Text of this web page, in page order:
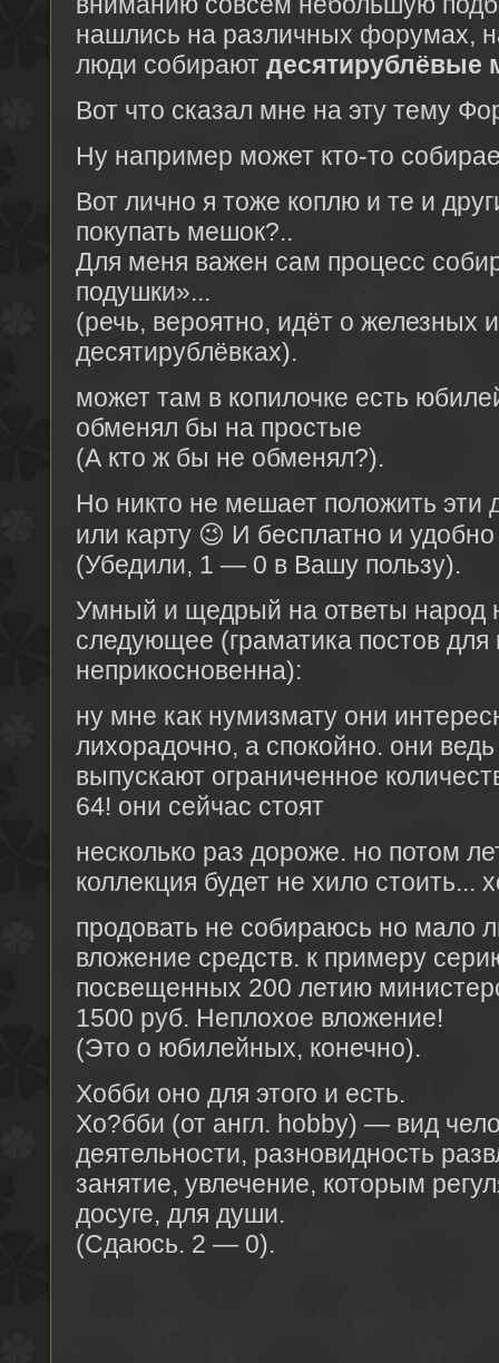
нашлись на различных форумах,
люди собирают десятирублёвые
Вот что сказал мне на эту тему
Ну например может кто-то
Вот лично я тоже коплю и те и
покупать мешок?..
Для меня важен сам процесс
подушки»...
(речь, вероятно, идёт о железных
десятирублёвках).
может там в копилочке есть
обменял бы на простые
(А кто ж бы не обменял?).
Но никто не мешает положить эти
или карту 😉 И бесплатно и
(Убедили, 1 — 0 в Вашу пользу).
Умный и щедрый на ответы народ
следующее (граматика постов для
неприкосновенна):
ну мне как нумизмату они
лихорадочно, а спокойно. они
выпускают ограниченное
64! они сейчас стоят
несколько раз дороже. но потом
коллекция будет не хило стоить...
продовать не собираюсь но мало
вложение средств. к примеру
посвещенных 200 летию
1500 руб. Неплохое вложение!
(Это о юбилейных, конечно).
Хобби оно для этого и есть.
Хо?бби (от англ. hobby) — вид
деятельности, разновидность
занятие, увлечение, которым
досуге, для души.
(Сдаюсь. 2 — 0).